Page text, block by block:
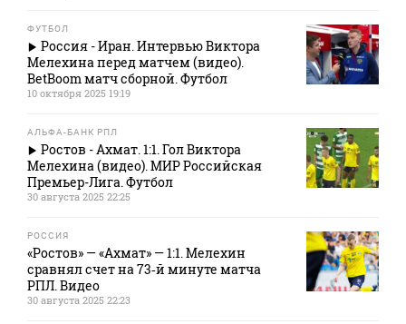
ФУТБОЛ
Россия - Иран. Интервью Виктора
Мелехина перед матчем (видео).
BetBoom матч сборной. Футбол
10 октября 2025 19:19
АЛЬФА-БАНК РПЛ
Ростов - Ахмат. 1:1. Гол Виктора
Мелехина (видео). МИР Российская
Премьер-Лига. Футбол
30 августа 2025 22:25
РОССИЯ
«Ростов» — «Ахмат» — 1:1. Мелехин
сравнял счет на 73‑й минуте матча
РПЛ. Видео
30 августа 2025 22:23